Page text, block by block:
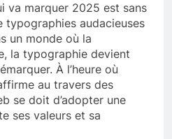
va marquer 2025 est sans
typographies audacieuses
un monde où la
la typographie devient
À l’heure où
au travers des
se doit d’adopter une
ses valeurs et sa